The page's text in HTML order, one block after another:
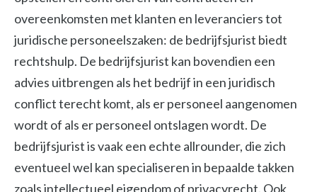
overeenkomsten met klanten en leveranciers tot
juridische personeelszaken: de bedrijfsjurist biedt
rechtshulp. De bedrijfsjurist kan bovendien een
advies uitbrengen als het bedrijf in een juridisch
conflict terecht komt, als er personeel aangenomen
wordt of als er personeel ontslagen wordt. De
bedrijfsjurist is vaak een echte allrounder, die zich
eventueel wel kan specialiseren in bepaalde takken
zoals intellectueel eigendom of privacyrecht. Ook